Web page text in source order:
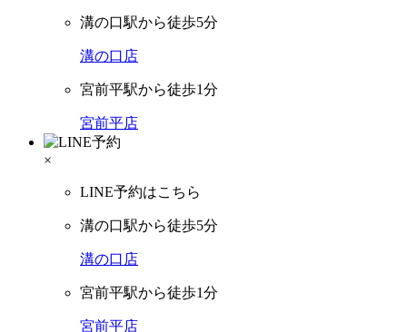
溝の口駅から徒歩5分
溝の口店
宮前平駅から徒歩1分
宮前平店
×
LINE予約はこちら
溝の口駅から徒歩5分
溝の口店
宮前平駅から徒歩1分
宮前平店